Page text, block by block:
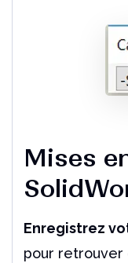
Mises
Enregistrez
pour retrouver